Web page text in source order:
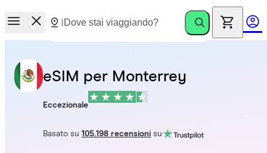
eSIM per Monterrey
Eccezionale
Basato su105.198 recensioni su